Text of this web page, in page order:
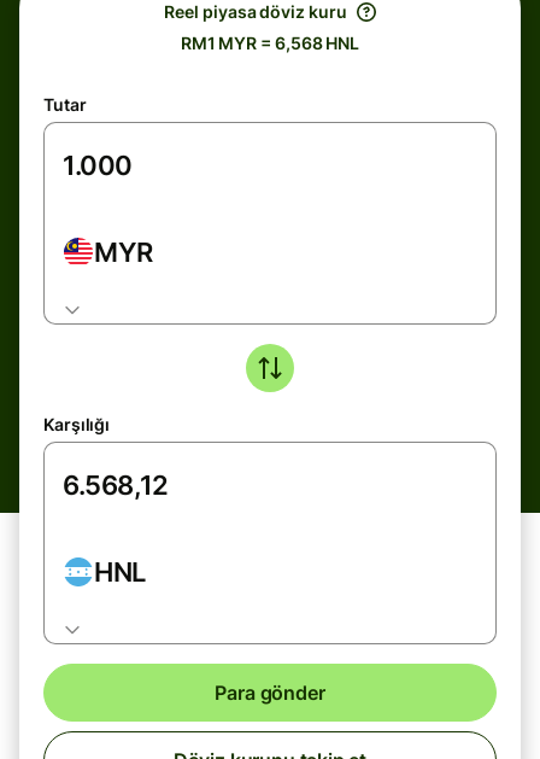
Reel piyasa döviz kuru
RM1 MYR = 6,568 HNL
Tutar
MYR
Karşılığı
HNL
Para gönder